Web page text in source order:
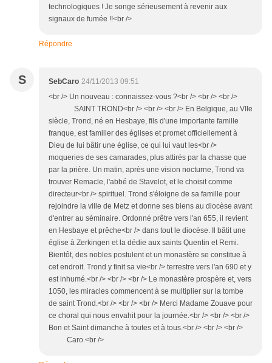
technologiques ! Je songe sérieusement à revenir aux
signaux de fumée !!<br />
Répondre
S SebCaro 24/11/2013 09:51
<br /> Un nouveau : connaissez-vous ?<br /> <br /> <br />
SAINT TROND<br /> <br /> <br /> En Belgique, au VIIe
siècle, Trond, né en Hesbaye, fils d'une importante famille
franque, est familier des églises et promet officiellement à
Dieu de lui bâtir une église, ce qui lui vaut les<br />
moqueries de ses camarades, plus attirés par la chasse que
par la prière. Un matin, après une vision nocturne, Trond va
trouver Remacle, l'abbé de Stavelot, et le choisit comme
directeur<br /> spirituel. Trond s'éloigne de sa famille pour
rejoindre la ville de Metz et donne ses biens au diocèse avant
d'entrer au séminaire. Ordonné prêtre vers l'an 655, il revient
en Hesbaye et prêche<br /> dans tout le diocèse. Il bâtit une
église à Zerkingen et la dédie aux saints Quentin et Remi.
Bientôt, des nobles postulent et un monastère se constitue à
cet endroit. Trond y finit sa vie<br /> terrestre vers l'an 690 et y
est inhumé.<br /> <br /> <br /> Le monastère prospère et, vers
1050, les miracles commencent à se multiplier sur la tombe
de saint Trond.<br /> <br /> <br /> Merci Madame Zouave pour
ce choral qui nous envahit pour la journée.<br /> <br /> <br />
Bon et Saint dimanche à toutes et à tous.<br /> <br /> <br />
Caro.<br />